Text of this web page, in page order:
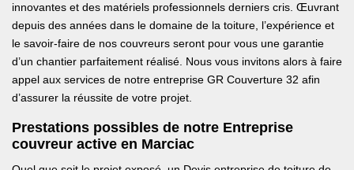
innovantes et des matériels professionnels derniers cris. Œuvrant
depuis des années dans le domaine de la toiture, l’expérience et
le savoir-faire de nos couvreurs seront pour vous une garantie
d’un chantier parfaitement réalisé. Nous vous invitons alors à faire
appel aux services de notre entreprise GR Couverture 32 afin
d’assurer la réussite de votre projet.
Prestations possibles de notre Entreprise
couvreur active en Marciac